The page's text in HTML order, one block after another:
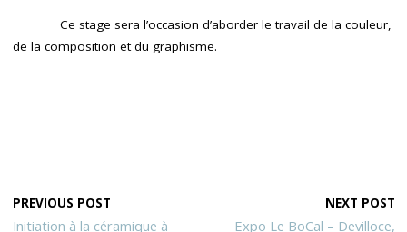
Ce stage sera l’occasion d’aborder le travail de la couleur,
de la composition et du graphisme.
PREVIOUS POST
Initiation à la céramique à
NEXT POST
Expo Le BoCal – Devilloce,